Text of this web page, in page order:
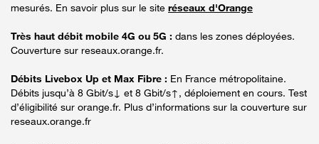
mesurés. En savoir plus sur le site réseaux d'Orange
Très haut débit mobile 4G ou 5G : dans les zones déployées.
Couverture sur reseaux.orange.fr.
Débits Livebox Up et Max Fibre : En France métropolitaine.
Débits jusqu’à 8 Gbit/s↓ et 8 Gbit/s↑, déploiement en cours. Test
d’éligibilité sur orange.fr. Plus d’informations sur la couverture sur
reseaux.orange.fr